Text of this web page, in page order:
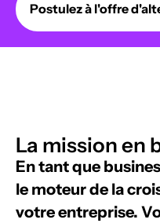
Postulez à l'offre
La mission en
En tant que
le moteur de la
votre entreprise.